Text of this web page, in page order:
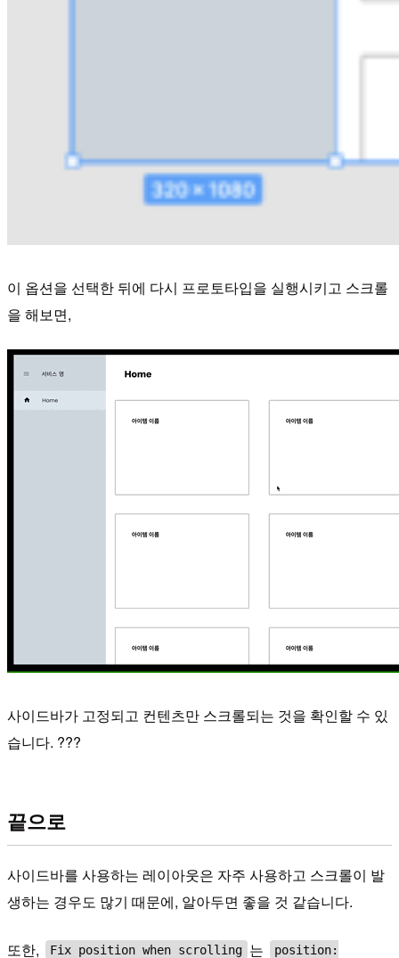
이 옵션을 선택한 뒤에 다시 프로토타입을 실행시키고 스크롤
을 해보면,
사이드바가 고정되고 컨텐츠만 스크롤되는 것을 확인할 수 있
습니다. ???
끝으로
사이드바를 사용하는 레이아웃은 자주 사용하고 스크롤이 발
생하는 경우도 많기 때문에, 알아두면 좋을 것 같습니다.
또한, Fix position when scrolling 는 position: